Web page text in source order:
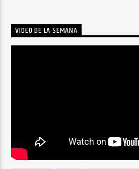
VIDEO DE LA SEMANA
BY TAG